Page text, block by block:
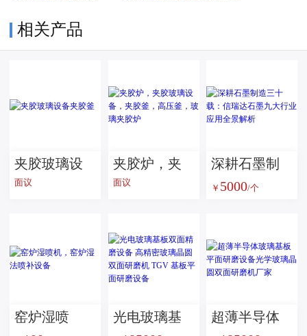
相关产品
夹胶玻璃设
备夹胶釜
面议
夹胶炉，夹
胶玻璃设
釜，高压
釜，玻璃夹
胶炉
面议
深耕石墨制
造三十载：
用全景解析
￥ 5000/个
窑炉湿喷
光电玻璃基
超薄半导体